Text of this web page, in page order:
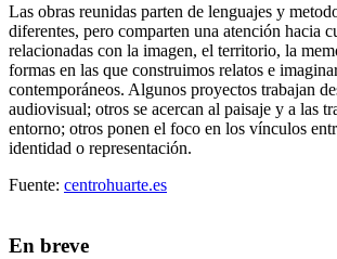
Las obras reunidas parten de lenguajes y
diferentes, pero comparten una atención hacia
relacionadas con la imagen, el territorio, la
formas en las que construimos relatos e
contemporáneos. Algunos proyectos trabajan
audiovisual; otros se acercan al paisaje y a las
entorno; otros ponen el foco en los vínculos
identidad o representación.
Fuente: centrohuarte.es
En breve